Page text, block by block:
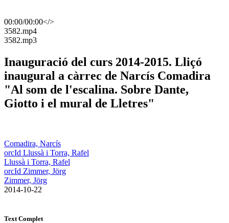
00:00/00:00</>
​3582.mp4
​3582.mp3
Inauguració del curs 2014-2015. Lliçó
inaugural a càrrec de Narcís Comadira
"Al som de l'escalina. Sobre Dante,
Giotto i el mural de Lletres"
Comadira, Narcís
orcId Llussà i Torra, Rafel
Llussà i Torra, Rafel
orcId Zimmer, Jörg
Zimmer, Jörg
​ 2014-10-22
Text Complet